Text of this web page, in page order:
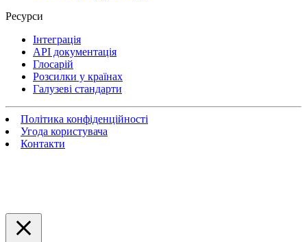
Ресурси
Інтеграція
API документація
Глосарій
Розсилки у країнах
Галузеві стандарти
Політика конфіденційності
Угода користувача
Контакти